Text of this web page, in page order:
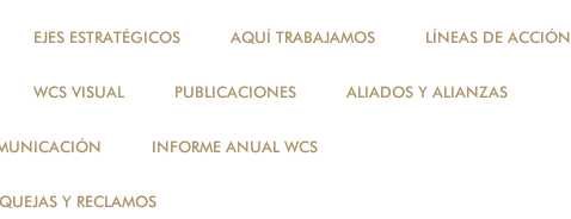
EJES ESTRATÉGICOS AQUÍ TRABAJAMOS LÍNEAS DE ACCIÓN
WCS VISUAL PUBLICACIONES ALIADOS Y ALIANZAS
INFORME ANUAL WCS
Y RECLAMOS